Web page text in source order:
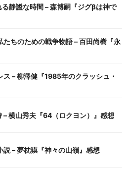
静謐な時間 – 森博嗣『ジグβは神で
たちのための戦争物語 – 百田尚樹『永
ス – 柳澤健『1985年のクラッシュ・
– 横山秀夫『64（ロクヨン）』感想
説 – 夢枕獏『神々の山嶺』感想